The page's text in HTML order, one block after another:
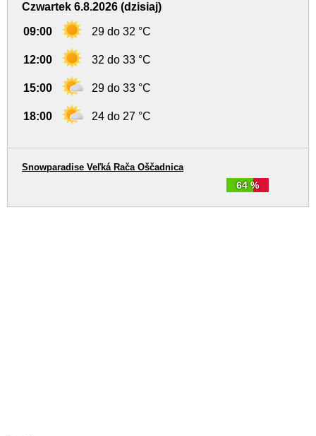
Czwartek 6.8.2026 (dzisiaj)
09:00 29 do 32 °C
12:00 32 do 33 °C
15:00 29 do 33 °C
18:00 24 do 27 °C
64 %
Snowparadise Veľká Rača Oščadnica